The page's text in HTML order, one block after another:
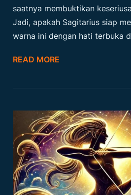
saatnya membuktikan
Jadi, apakah Sagitarius siap
warna ini dengan hati terbuka
READ MORE